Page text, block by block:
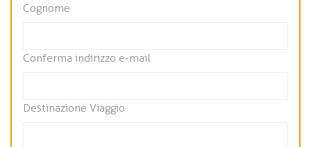
Cognome
Conferma indirizzo e-mail
Destinazione Viaggio